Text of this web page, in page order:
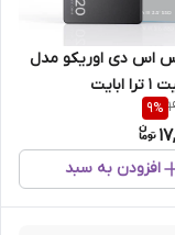
اس‌ دی اوریکو مدل
9%
افزودن به سبد